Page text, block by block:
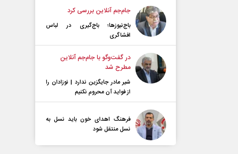
جام‌جم آنلاین بررسی کرد
باج‌نیوزها؛ باج‌گیری در لباس
افشاگری
در گفت‌و‌گو با جام‌جم آنلاین
مطرح شد
شیر مادر جایگزین ندارد | نوزادان را
از فواید آن محروم نکنیم
فرهنگ اهدای خون باید نسل به
نسل منتقل شود